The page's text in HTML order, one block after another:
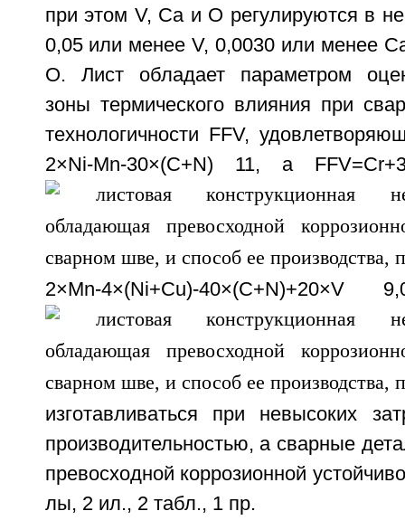
при этом V, Сa и О регулируются в
0,05 или менее V, 0,0030 или менее
О. Лист обладает параметром
зоны термического влияния при
технологичности FFV,
2×Ni-Mn-30×(C+N) 11, а
2×Mn-4×(Ni+Cu)-40×(C+N)+20×V
изготавливаться при невысоких
производительностью, а сварные
превосходной коррозионной
лы, 2 ил., 2 табл., 1 пр.